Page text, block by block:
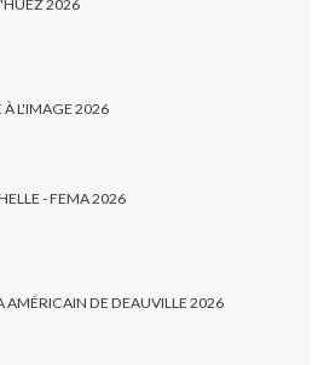
2026
À L'IMAGE 2026
- FEMA 2026
AMÉRICAIN DE DEAUVILLE 2026